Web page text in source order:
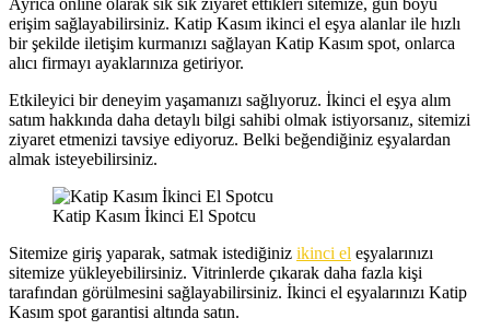
erişim sağlayabilirsiniz. Katip Kasım ikinci el eşya alanlar ile hızlı
bir şekilde iletişim kurmanızı sağlayan Katip Kasım spot, onlarca
alıcı firmayı ayaklarınıza getiriyor.
Etkileyici bir deneyim yaşamanızı sağlıyoruz. İkinci el eşya alım
satım hakkında daha detaylı bilgi sahibi olmak istiyorsanız, sitemizi
ziyaret etmenizi tavsiye ediyoruz. Belki beğendiğiniz eşyalardan
almak isteyebilirsiniz.
Katip Kasım İkinci El Spotcu
Sitemize giriş yaparak, satmak istediğiniz ikinci el eşyalarınızı
sitemize yükleyebilirsiniz. Vitrinlerde çıkarak daha fazla kişi
tarafından görülmesini sağlayabilirsiniz. İkinci el eşyalarınızı Katip
Kasım spot garantisi altında satın.